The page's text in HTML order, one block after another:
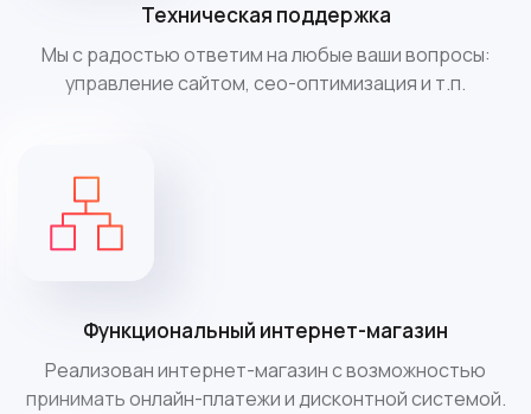
Техническая поддержка
Мы с радостью ответим на любые ваши вопросы:
управление сайтом, сео-оптимизация и т.п.
Функциональный интернет-магазин
Реализован интернет-магазин с возможностью
принимать онлайн-платежи и дисконтной системой.